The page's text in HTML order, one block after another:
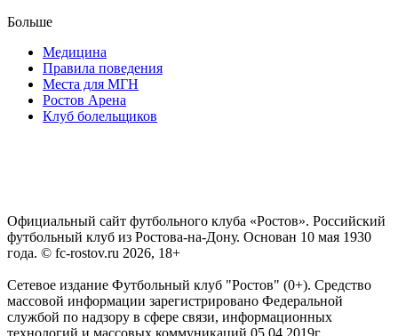
Больше
Медицина
Правила поведения
Места для МГН
Ростов Арена
Клуб болельщиков
Официальный сайт футбольного клуба «Ростов». Российский
футбольный клуб из Ростова-на-Дону. Основан 10 мая 1930
года. © fc-rostov.ru 2026, 18+
Сетевое издание Футбольный клуб "Ростов" (0+). Средство
массовой информации зарегистрировано Федеральной
службой по надзору в сфере связи, информационных
технологий и массовых коммуникаций 05.04.2019г.